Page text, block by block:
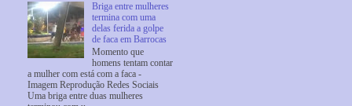
Briga entre mulheres
termina com uma
delas ferida a golpe
de faca em Barrocas
Momento que
homens tentam contar
a mulher com está com a faca -
Imagem Reprodução Redes Sociais
Uma briga entre duas mulheres